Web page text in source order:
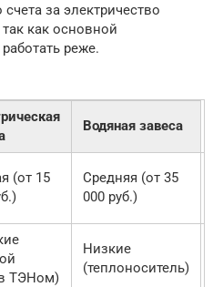
за электричество
как основной
реже.
Водяная завеса
(от 15
Средняя (от 35
000 руб.)
ТЭНом)
Низкие
(теплоноситель)